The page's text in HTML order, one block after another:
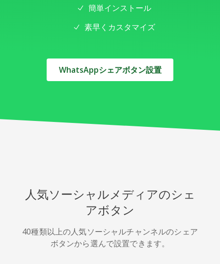
簡単インストール
素早くカスタマイズ
WhatsAppシェアボタン設置
人気ソーシャルメディアのシェ
アボタン
40種類以上の人気ソーシャルチャンネルのシェア
ボタンから選んで設置できます。